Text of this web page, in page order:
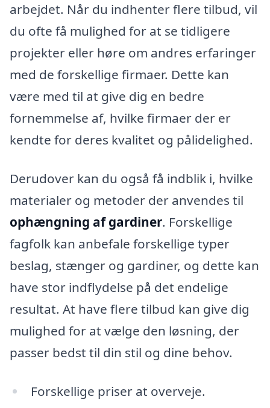
arbejdet. Når du indhenter flere tilbud, vil
du ofte få mulighed for at se tidligere
projekter eller høre om andres erfaringer
med de forskellige firmaer. Dette kan
være med til at give dig en bedre
fornemmelse af, hvilke firmaer der er
kendte for deres kvalitet og pålidelighed.
Derudover kan du også få indblik i, hvilke
materialer og metoder der anvendes til
ophængning af gardiner. Forskellige
fagfolk kan anbefale forskellige typer
beslag, stænger og gardiner, og dette kan
have stor indflydelse på det endelige
resultat. At have flere tilbud kan give dig
mulighed for at vælge den løsning, der
passer bedst til din stil og dine behov.
Forskellige priser at overveje.